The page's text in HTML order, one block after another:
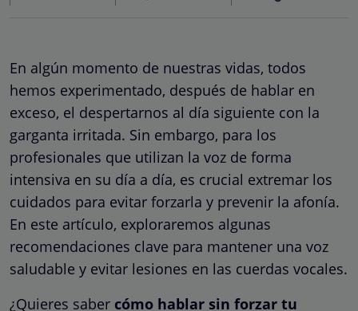
En algún momento de nuestras vidas, todos
hemos experimentado, después de hablar en
exceso, el despertarnos al día siguiente con la
garganta irritada. Sin embargo, para los
profesionales que utilizan la voz de forma
intensiva en su día a día, es crucial extremar los
cuidados para evitar forzarla y prevenir la afonía.
En este artículo, exploraremos algunas
recomendaciones clave para mantener una voz
saludable y evitar lesiones en las cuerdas vocales.
¿Quieres saber cómo hablar sin forzar tu